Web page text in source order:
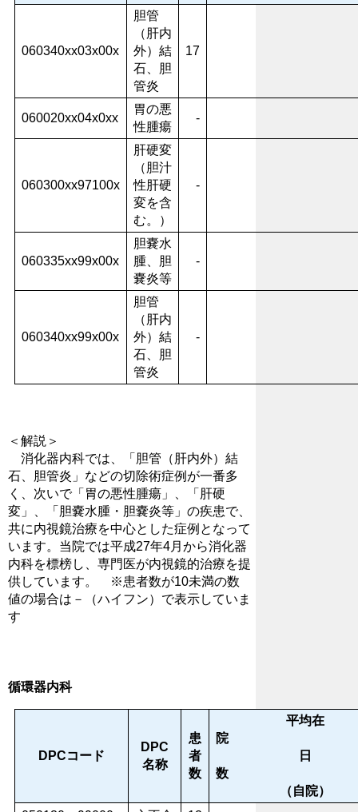
060340xx03x00x
胆管
（肝内
外）結
石、胆
管炎
17
060020xx04x0xx
胃の悪
性腫瘍
-
060300xx97100x
肝硬変
（胆汁
性肝硬
変を含
む。）
-
060335xx99x00x
胆嚢水
腫、胆
嚢炎等
-
060340xx99x00x
胆管
（肝内
外）結
石、胆
管炎
-
＜解説＞
消化器内科では、「胆管（肝内外）結
石、胆管炎」などの切除術症例が一番多
く、次いで「胃の悪性腫瘍」、「肝硬
変」、「胆嚢水腫・胆嚢炎等」の疾患で、
共に内視鏡治療を中心とした症例となって
います。当院では平成27年4月から消化器
内科を標榜し、専門医が内視鏡的治療を提
供しています。 ※患者数が10未満の数
値の場合は－（ハイフン）で表示していま
す
循環器内科
DPCコード
DPC
名称
患
者
数
平均在
日
（自院）